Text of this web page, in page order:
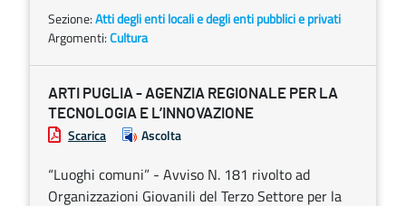
Sezione:Atti degli enti locali e degli enti pubblici e privati
Argomenti:Cultura
ARTI PUGLIA - AGENZIA REGIONALE PER LA
TECNOLOGIA E L’INNOVAZIONE
Scarica Ascolta
“Luoghi comuni” - Avviso N. 181 rivolto ad
Organizzazioni Giovanili del Terzo Settore per la